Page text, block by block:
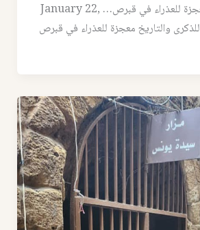
للذكرى والتاريخ معجزة للعذراء في قبرص… January 22,
2017, 3:25 am للذكرى والتاريخ معجزة للعذراء في قبرص